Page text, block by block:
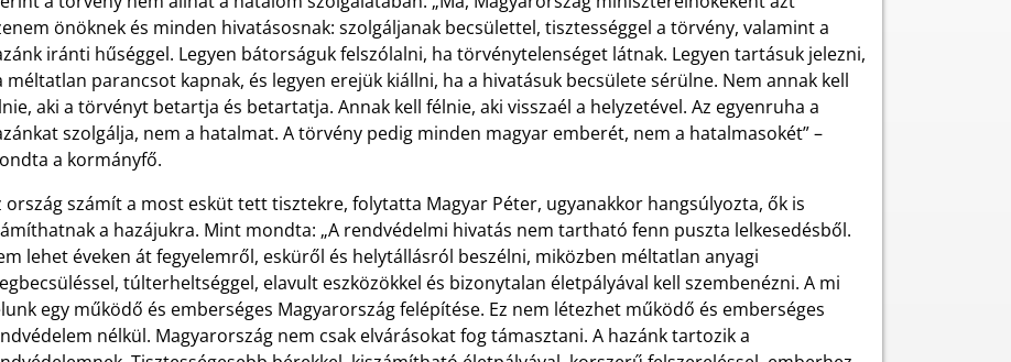
önöknek és minden hivatásosnak: szolgáljanak becsülettel, tisztességgel a törvény, valamint a
iránti hűséggel. Legyen bátorságuk felszólalni, ha törvénytelenséget látnak. Legyen tartásuk jelezni,
méltatlan parancsot kapnak, és legyen erejük kiállni, ha a hivatásuk becsülete sérülne. Nem annak kell
aki a törvényt betartja és betartatja. Annak kell félnie, aki visszaél a helyzetével. Az egyenruha a
szolgálja, nem a hatalmat. A törvény pedig minden magyar emberét, nem a hatalmasokét” –
a kormányfő.
ország számít a most esküt tett tisztekre, folytatta Magyar Péter, ugyanakkor hangsúlyozta, ők is
a hazájukra. Mint mondta: „A rendvédelmi hivatás nem tartható fenn puszta lelkesedésből.
lehet éveken át fegyelemről, esküről és helytállásról beszélni, miközben méltatlan anyagi
túlterheltséggel, elavult eszközökkel és bizonytalan életpályával kell szembenézni. A mi
egy működő és emberséges Magyarország felépítése. Ez nem létezhet működő és emberséges
nélkül. Magyarország nem csak elvárásokat fog támasztani. A hazánk tartozik a